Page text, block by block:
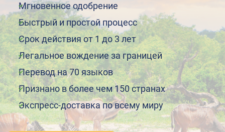
Мгновенное одобрение
Быстрый и простой процесс
Срок действия от 1 до 3 лет
Легальное вождение за границей
Перевод на 70 языков
Признано в более чем 150 странах
Экспресс-доставка по всему миру